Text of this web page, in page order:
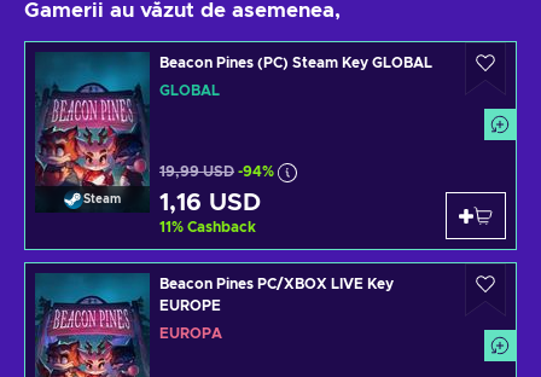
Gamerii au văzut de asemenea,
Steam
Beacon Pines (PC) Steam Key GLOBAL
GLOBAL
19,99 USD -94%
1,16 USD
11% Cashback
Beacon Pines PC/XBOX LIVE Key
EUROPE
EUROPA